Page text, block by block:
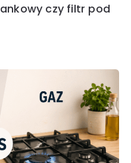
czy filtr pod